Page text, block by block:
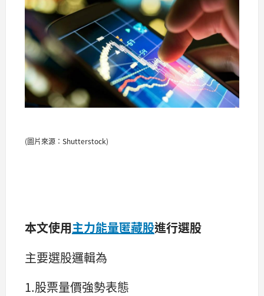
(圖片來源：Shutterstock)
本文使用主力能量匿藏股進行選股
主要選股邏輯為
1.股票量價強勢表態